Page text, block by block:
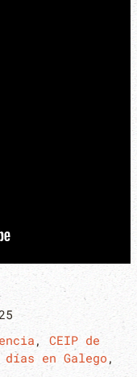
, CEIP de
días en Galego ,